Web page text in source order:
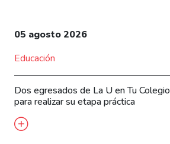
05 agosto 2026
Educación
Dos egresados de La U en Tu
para realizar su etapa práctica